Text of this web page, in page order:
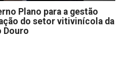
Plano para a gestão
do setor vitivinícola da
Douro